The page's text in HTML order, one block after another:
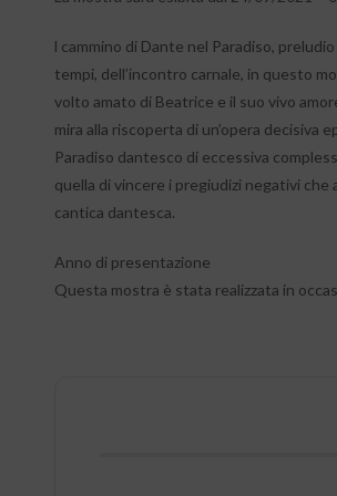
l cammino di Dante nel Paradiso,
tempi, dell’incontro carnale, in questo
volto amato di Beatrice e il suo vivo
mira alla riscoperta di un’opera decisiva
Paradiso dantesco di eccessiva
quella di vincere i pregiudizi negativi che
cantica dantesca.
Anno di presentazione
Questa mostra è stata realizzata in